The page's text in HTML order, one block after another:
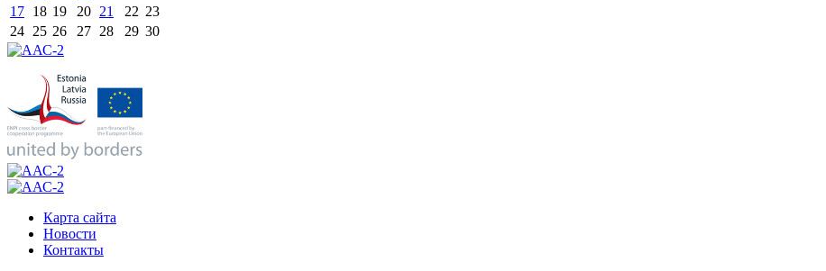
17 18 19 20 21 22 23
24 25 26 27 28 29 30
Карта сайта
Новости
Контакты